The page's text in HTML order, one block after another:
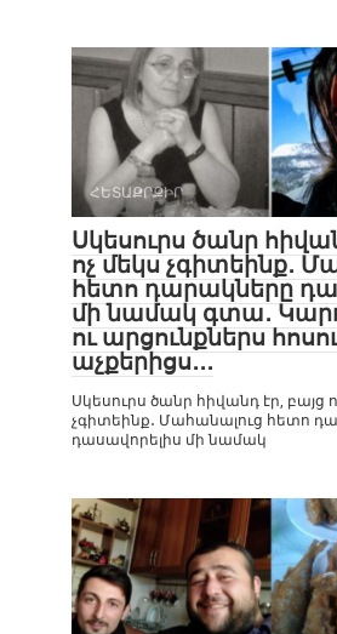
ՀԵՏԱՔՐՔԻՐ
Սկեսուրս ծանր
ոչ մեկս չգիտեինք․
հետո դարակները
մի նամակ գտա․
ու արցունքներս
աչքերիցս․․․
Սկեսուրս ծանր հիվանդ էր, բայց
չգիտեինք․ Մահանալուց հետո
դասավորելիս մի նամակ